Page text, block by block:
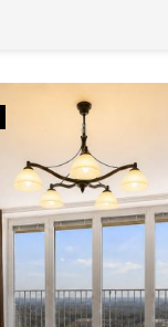
4E, Bratislava -